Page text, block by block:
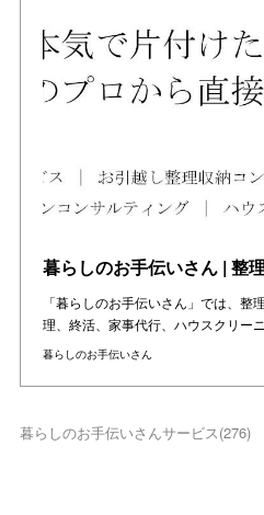
「暮らしのお手伝いさん」では、整
理、終活、家事代行、ハウスクリー
暮らしのお手伝いさん
暮らしのお手伝いさんサービス(276)